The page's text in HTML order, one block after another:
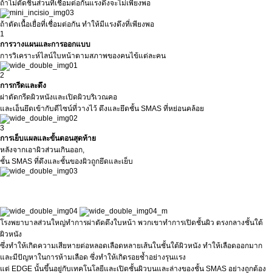
ถ้าไม่ตัดชิ้นส่วนที่เชื่อมต่อกันแรงดึงจะไม่เพียงพอ
ถ้าตัดเนื้อเยื่อที่เชื่อมต่อกัน ทำให้มีแรงดึงที่เพียงพอ
1
การวางแผนและการออกแบบ
การวิเคราะห์ไลน์ใบหน้าตามสภาพของคนไข้แต่ละคน
2
การกรีดและดึง
ผ่าตัดกรีดผิวหนังและเปิดผิวบริเวณคอ
และเอ็นยึดเข้ากับดีไซน์ที่วางไว้ ดึงและยึดชั้น SMAS ที่หย่อนคล้อย
3
การเย็บแผลและขั้นตอนสุดท้าย
หลังจากเอาผิวส่วนเกินออก,
ชั้น SMAS ที่ดึงและชั้นของผิวถูกยึดและเย็บ
โรงพยาบาลส่วนใหญ่ทำการผ่าตัดดึงใบหน้า พวกเขาทำการเปิดชั้นผิว ตรงกลางชั้นใต้
ผิวหนัง
ซึ่งทำให้เกิดความเสียหายต่อหลอดเลือดหลายเส้นในชั้นใต้ผิวหนัง ทำให้เลือดออกมาก
และมีปัญหาในการห้ามเลือด ซึ่งทำให้เกิดรอยช้ำอย่างรุนแรง
แต่ EDGE นั้นขึ้นอยู่กับเทคโนโลยีและเปิดชั้นผิวบนและล่างของชั้น SMAS อย่างถูกต้อง